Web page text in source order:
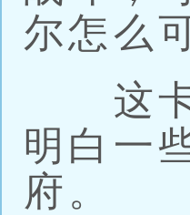
尔怎么
这卡
明白一
府。